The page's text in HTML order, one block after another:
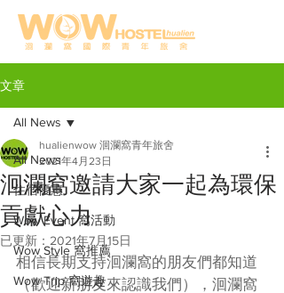
文章
All News
住宿優惠
Wow Event 窩活動
Wow Style 窩推薦
Wow Trip 窩遊趣
All News
洄瀾窩邀請大家一起為環保
貢獻心力
hualienwow 洄瀾窩青年旅舍
2021年4月23日
已更新： 2021年7月15日
相信長期支持洄瀾窩的朋友們都知道
（歡迎新朋友來認識我們），洄瀾窩